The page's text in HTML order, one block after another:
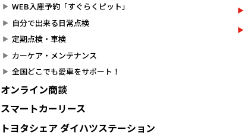
WEB入庫予約「すぐらくピット」
自分で出来る日常点検
定期点検・車検
カーケア・メンテナンス
全国どこでも愛車をサポート！
オンライン商談
スマートカーリース
トヨタシェア ダイハツステーション